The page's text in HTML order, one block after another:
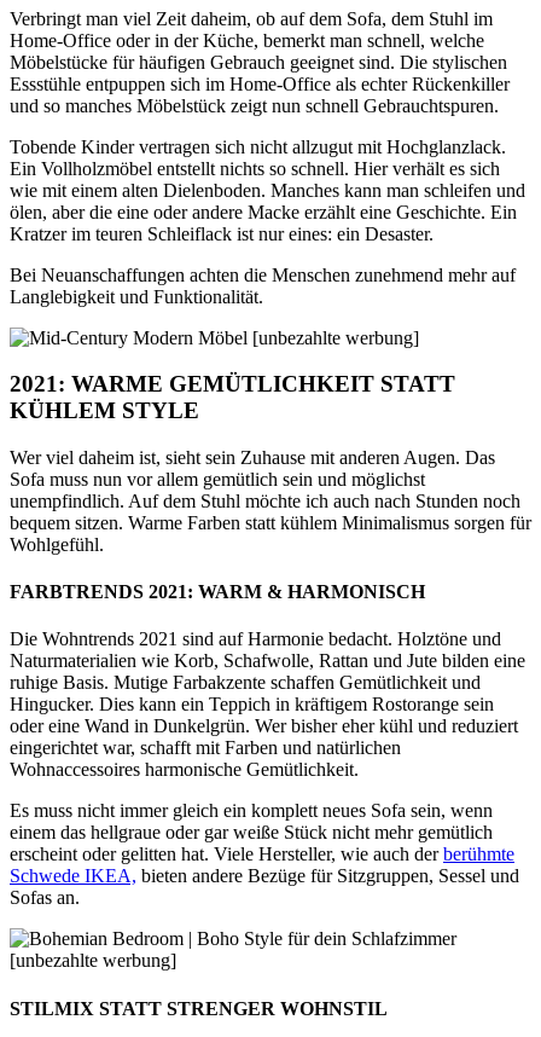
Verbringt man viel Zeit daheim, ob auf dem Sofa, dem Stuhl im
Home-Office oder in der Küche, bemerkt man schnell, welche
Möbelstücke für häufigen Gebrauch geeignet sind. Die stylischen
Essstühle entpuppen sich im Home-Office als echter Rückenkiller
und so manches Möbelstück zeigt nun schnell Gebrauchtspuren.
Tobende Kinder vertragen sich nicht allzugut mit Hochglanzlack.
Ein Vollholzmöbel entstellt nichts so schnell. Hier verhält es sich
wie mit einem alten Dielenboden. Manches kann man schleifen und
ölen, aber die eine oder andere Macke erzählt eine Geschichte. Ein
Kratzer im teuren Schleiflack ist nur eines: ein Desaster.
Bei Neuanschaffungen achten die Menschen zunehmend mehr auf
Langlebigkeit und Funktionalität.
2021: WARME GEMÜTLICHKEIT STATT
KÜHLEM STYLE
Wer viel daheim ist, sieht sein Zuhause mit anderen Augen. Das
Sofa muss nun vor allem gemütlich sein und möglichst
unempfindlich. Auf dem Stuhl möchte ich auch nach Stunden noch
bequem sitzen. Warme Farben statt kühlem Minimalismus sorgen für
Wohlgefühl.
FARBTRENDS 2021: WARM & HARMONISCH
Die Wohntrends 2021 sind auf Harmonie bedacht. Holztöne und
Naturmaterialien wie Korb, Schafwolle, Rattan und Jute bilden eine
ruhige Basis. Mutige Farbakzente schaffen Gemütlichkeit und
Hingucker. Dies kann ein Teppich in kräftigem Rostorange sein
oder eine Wand in Dunkelgrün. Wer bisher eher kühl und reduziert
eingerichtet war, schafft mit Farben und natürlichen
Wohnaccessoires harmonische Gemütlichkeit.
Es muss nicht immer gleich ein komplett neues Sofa sein, wenn
einem das hellgraue oder gar weiße Stück nicht mehr gemütlich
erscheint oder gelitten hat. Viele Hersteller, wie auch derberühmte
Schwede IKEA, bieten andere Bezüge für Sitzgruppen, Sessel und
Sofas an.
STILMIX STATT STRENGER WOHNSTIL